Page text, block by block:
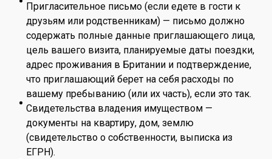
Пригласительное письмо (если едете в гости к
друзьям или родственникам) — письмо должно
содержать полные данные приглашающего лица,
цель вашего визита, планируемые даты поездки,
адрес проживания в Британии и подтверждение,
что приглашающий берет на себя расходы по
вашему пребыванию (или их часть), если это так.
Свидетельства владения имуществом —
документы на квартиру, дом, землю
(свидетельство о собственности, выписка из
ЕГРН).